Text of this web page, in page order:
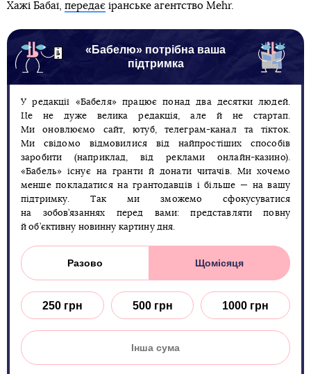
Хажі Бабаї, передає іранське агентство Mehr.
«Бабелю» потрібна ваша
підтримка
У редакції «Бабеля» працює понад два десятки людей.
Це не дуже велика редакція, але й не стартап.
Ми оновлюємо сайт, ютуб, телеграм-канал та тікток.
Ми свідомо відмовилися від найпростіших способів
заробити (наприклад, від реклами онлайн-казино).
«Бабель» існує на гранти й донати читачів. Ми хочемо
менше покладатися на грантодавців і більше — на вашу
підтримку. Так ми зможемо сфокусуватися
на зобов’язаннях перед вами: представляти повну
й об’єктивну новинну картину дня.
Разово Щомісяця
250 грн 500 грн 1000 грн